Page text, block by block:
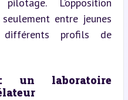
entre jeunes
profils de
un laboratoire